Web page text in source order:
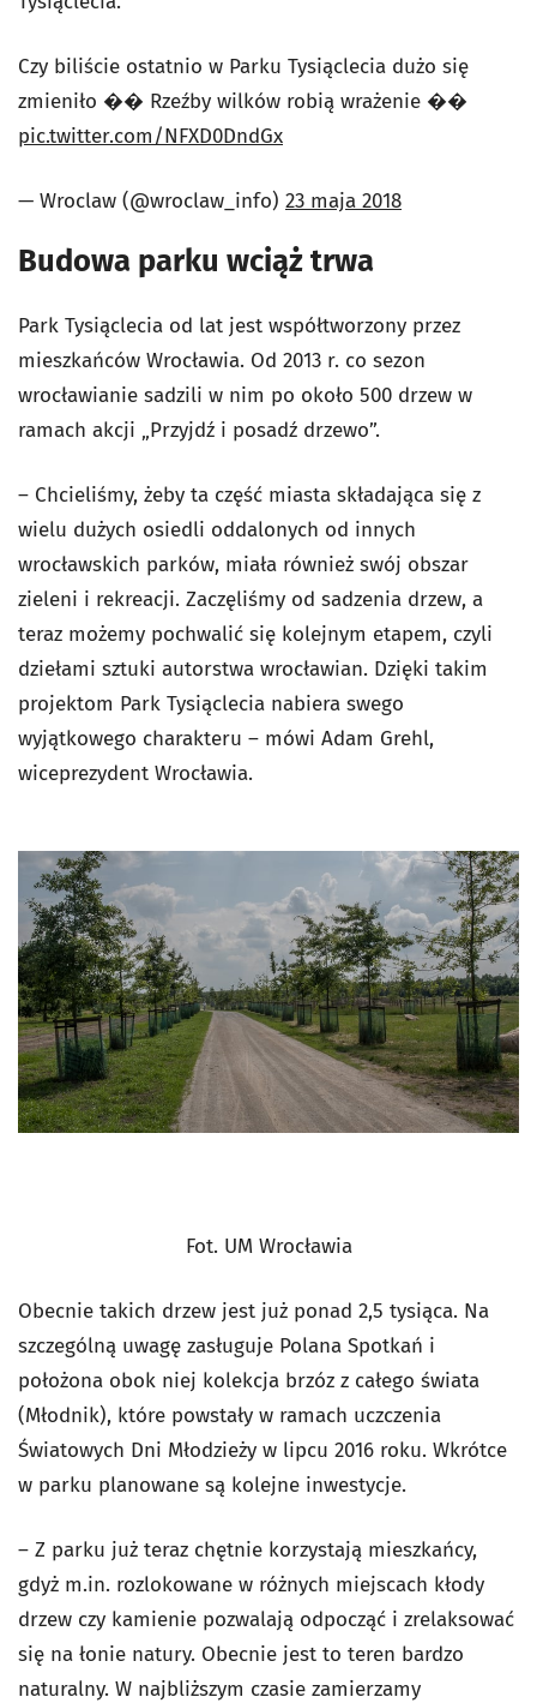
Czy biliście ostatnio w Parku Tysiąclecia dużo się
zmieniło �� Rzeźby wilków robią wrażenie ��
pic.twitter.com/NFXD0DndGx
— Wroclaw (@wroclaw_info) 23 maja 2018
Budowa parku wciąż trwa
Park Tysiąclecia od lat jest współtworzony przez
mieszkańców Wrocławia. Od 2013 r. co sezon
wrocławianie sadzili w nim po około 500 drzew w
ramach akcji „Przyjdź i posadź drzewo”.
– Chcieliśmy, żeby ta część miasta składająca się z
wielu dużych osiedli oddalonych od innych
wrocławskich parków, miała również swój obszar
zieleni i rekreacji. Zaczęliśmy od sadzenia drzew, a
teraz możemy pochwalić się kolejnym etapem, czyli
dziełami sztuki autorstwa wrocławian. Dzięki takim
projektom Park Tysiąclecia nabiera swego
wyjątkowego charakteru – mówi Adam Grehl,
wiceprezydent Wrocławia.
Fot. UM Wrocławia
Obecnie takich drzew jest już ponad 2,5 tysiąca. Na
szczególną uwagę zasługuje Polana Spotkań i
położona obok niej kolekcja brzóz z całego świata
(Młodnik), które powstały w ramach uczczenia
Światowych Dni Młodzieży w lipcu 2016 roku. Wkrótce
w parku planowane są kolejne inwestycje.
– Z parku już teraz chętnie korzystają mieszkańcy,
gdyż m.in. rozlokowane w różnych miejscach kłody
drzew czy kamienie pozwalają odpocząć i zrelaksować
się na łonie natury. Obecnie jest to teren bardzo
naturalny. W najbliższym czasie zamierzamy